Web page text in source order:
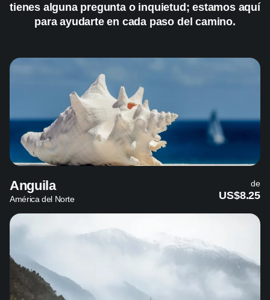
tienes alguna pregunta o inquietud; estamos aquí
para ayudarte en cada paso del camino.
Anguila
América del Norte
de
US$8.25